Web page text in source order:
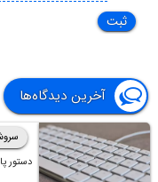
آخرین دیدگاه‌ها
دستور